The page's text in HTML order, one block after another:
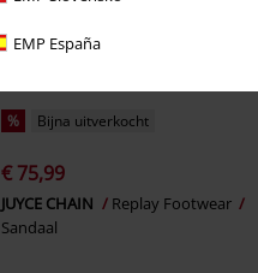
EMP España
% Bijna uitverkocht
€ 75,99
JUYCE CHAIN
Replay Footwear
Sandaal